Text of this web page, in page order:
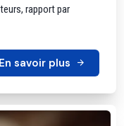
rapport par
En savoir plus